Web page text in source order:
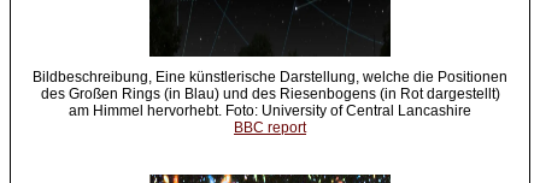
Bildbeschreibung, Eine künstlerische Darstellung, welche die Positionen
des Großen Rings (in Blau) und des Riesenbogens (in Rot dargestellt)
am Himmel hervorhebt. Foto: University of Central Lancashire
BBC report